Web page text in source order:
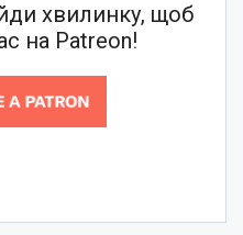
хвилинку, щоб
на Patreon!